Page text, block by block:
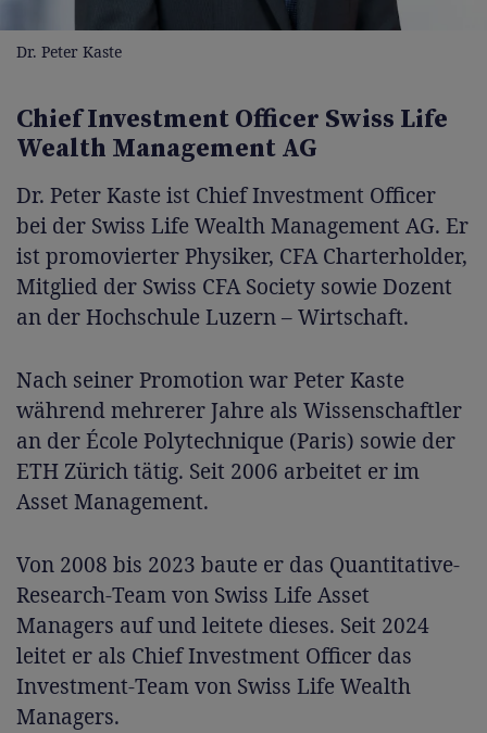
Dr. Peter Kaste
Chief Investment Officer Swiss Life
Wealth Management AG
Dr. Peter Kaste ist Chief Investment Officer
bei der Swiss Life Wealth Management AG. Er
ist promovierter Physiker, CFA Charterholder,
Mitglied der Swiss CFA Society sowie Dozent
an der Hochschule Luzern – Wirtschaft.
Nach seiner Promotion war Peter Kaste
während mehrerer Jahre als Wissenschaftler
an der École Polytechnique (Paris) sowie der
ETH Zürich tätig. Seit 2006 arbeitet er im
Asset Management.
Von 2008 bis 2023 baute er das Quantitative-
Research-Team von Swiss Life Asset
Managers auf und leitete dieses. Seit 2024
leitet er als Chief Investment Officer das
Investment-Team von Swiss Life Wealth
Managers.